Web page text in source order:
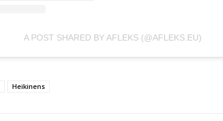
A POST SHARED BY AFLEKS (@AFLEKS.EU)
Heikinens